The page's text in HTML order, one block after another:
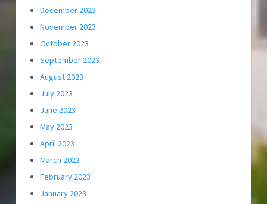
December 2023
November 2023
October 2023
September 2023
August 2023
July 2023
June 2023
May 2023
April 2023
March 2023
February 2023
January 2023